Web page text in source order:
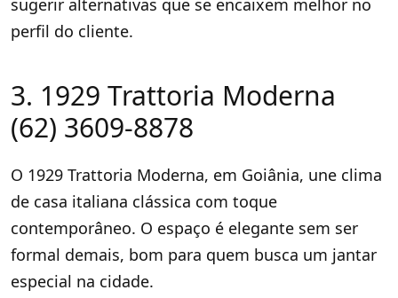
sugerir alternativas que se encaixem melhor no
perfil do cliente.
3. 1929 Trattoria Moderna
(62) 3609-8878
O 1929 Trattoria Moderna, em Goiânia, une clima
de casa italiana clássica com toque
contemporâneo. O espaço é elegante sem ser
formal demais, bom para quem busca um jantar
especial na cidade.